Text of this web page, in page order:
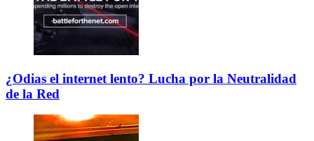
¿Odias el internet lento? Lucha por la Neutralidad
de la Red